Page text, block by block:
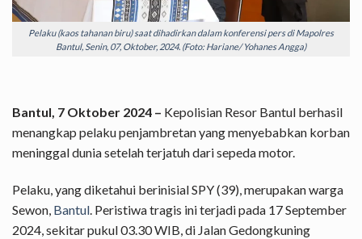
Pelaku (kaos tahanan biru) saat dihadirkan dalam konferensi pers di Mapolres
Bantul, Senin, 07, Oktober, 2024. (Foto: Hariane/ Yohanes Angga)
Bantul, 7 Oktober 2024 – Kepolisian Resor Bantul berhasil
menangkap pelaku penjambretan yang menyebabkan korban
meninggal dunia setelah terjatuh dari sepeda motor.
Pelaku, yang diketahui berinisial SPY (39), merupakan warga
Sewon, Bantul. Peristiwa tragis ini terjadi pada 17 September
2024, sekitar pukul 03.30 WIB, di Jalan Gedongkuning